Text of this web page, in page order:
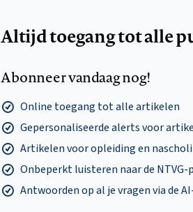
Altijd toegang tot alle
Abonneer vandaag nog!
Online toegang tot alle artikelen
Gepersonaliseerde alerts voor
Artikelen voor opleiding en
Onbeperkt luisteren naar de NTVG-
Antwoorden op al je vragen via de